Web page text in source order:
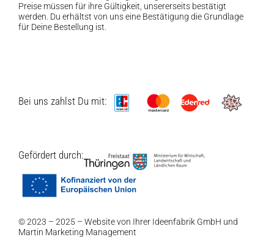
Preise müssen für ihre Gültigkeit, unsererseits bestätigt
werden. Du erhältst von uns eine Bestätigung die Grundlage
für Deine Bestellung ist.
Bei uns zahlst Du mit:
Gefördert durch:
© 2023 – 2025 – Website von Ihrer Ideenfabrik GmbH und
Martin Marketing Management